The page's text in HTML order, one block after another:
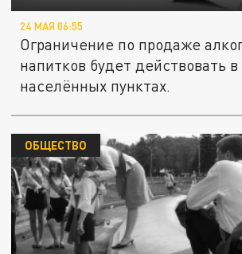
24 МАЯ 06:55
Ограничение по продаже
напитков будет действовать
населённых пунктах.
ОБЩЕСТВО